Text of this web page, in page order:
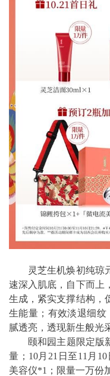
灵芝生机焕初纯琼元
速深入肌底，自下而上
生成，紧实支撑结构，
生能量；有效淡退细纹
腻透亮，透现新生般光
颐和园主题限定版新
量；10月21日至11月
美容仪*1；限量一万份